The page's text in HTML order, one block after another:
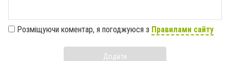
Розміщуючи коментар, я погоджуюся з Правилами сайту
Додати